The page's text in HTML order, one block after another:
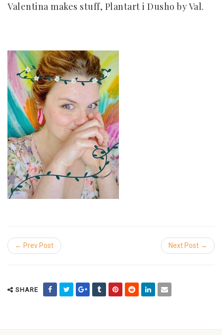
Valentina makes stuff, Plantart i Dusho by Val.
← Prev Post Next Post →
SHARE